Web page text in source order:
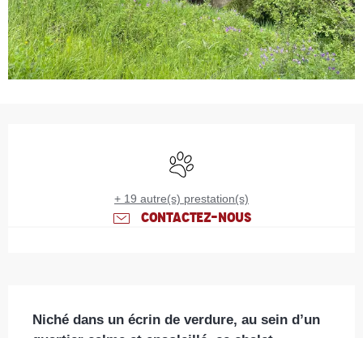
Animaux acceptés
+ 19 autre(s) prestation(s)
CONTACTEZ-NOUS
Niché dans un écrin de verdure, au sein d’un